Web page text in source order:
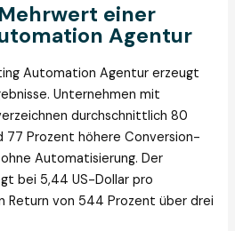
einer
Agentur
Automation Agentur erzeugt
Unternehmen mit
durchschnittlich 80
77 Prozent höhere Conversion-
Automatisierung. Der
bei 5,44 US-Dollar pro
Return von 544 Prozent über drei